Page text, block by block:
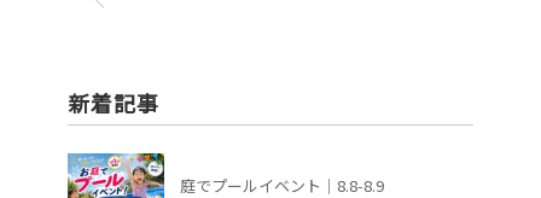
新着記事
庭でプールイベント｜8.8-8.9